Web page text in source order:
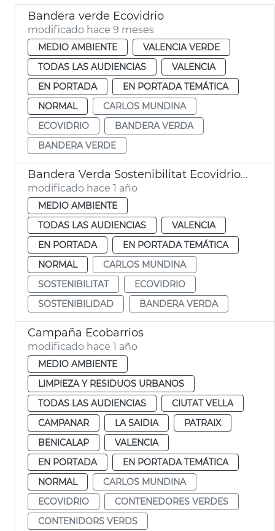
Bandera verde Ecovidrio
modificado hace 9 meses
MEDIO AMBIENTE
VALENCIA VERDE
TODAS LAS AUDIENCIAS
VALENCIA
EN PORTADA
EN PORTADA TEMÁTICA
NORMAL
CARLOS MUNDINA
ECOVIDRIO
BANDERA VERDA
BANDERA VERDE
Bandera Verda Sostenibilitat Ecovidrio València 2024
modificado hace 1 año
MEDIO AMBIENTE
TODAS LAS AUDIENCIAS
VALENCIA
EN PORTADA
EN PORTADA TEMÁTICA
NORMAL
CARLOS MUNDINA
SOSTENIBILITAT
ECOVIDRIO
SOSTENIBILIDAD
BANDERA VERDA
Campaña Ecobarrios
modificado hace 1 año
MEDIO AMBIENTE
LIMPIEZA Y RESIDUOS URBANOS
TODAS LAS AUDIENCIAS
CIUTAT VELLA
CAMPANAR
LA SAIDIA
PATRAIX
BENICALAP
VALENCIA
EN PORTADA
EN PORTADA TEMÁTICA
NORMAL
CARLOS MUNDINA
ECOVIDRIO
CONTENEDORES VERDES
CONTENIDORS VERDS